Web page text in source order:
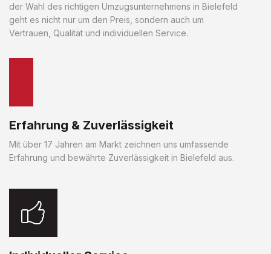
der Wahl des richtigen Umzugsunternehmens in Bielefeld
geht es nicht nur um den Preis, sondern auch um
Vertrauen, Qualität und individuellen Service.
Erfahrung & Zuverlässigkeit
Mit über 17 Jahren am Markt zeichnen uns umfassende
Erfahrung und bewährte Zuverlässigkeit in Bielefeld aus.